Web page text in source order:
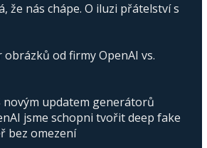
že nás chápe. O iluzi přátelství s
od firmy OpenAI vs.
novým updatem generátorů
jsme schopni tvořit deep fake
bez omezení